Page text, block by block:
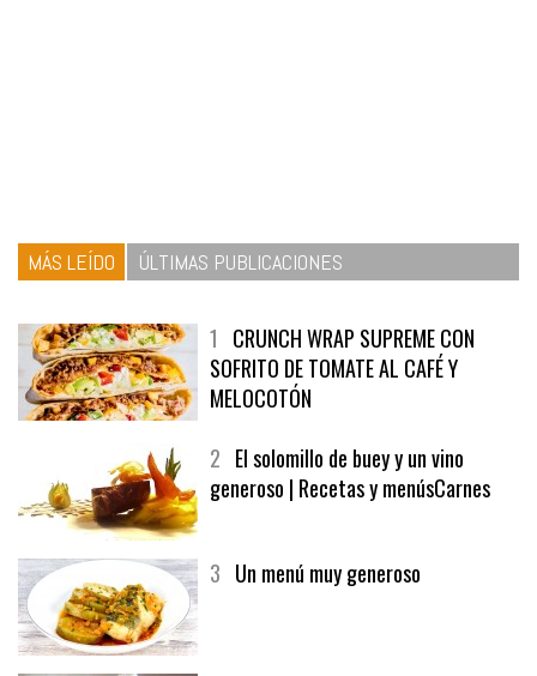
MÁS LEÍDO ÚLTIMAS PUBLICACIONES
1 CRUNCH WRAP SUPREME CON
SOFRITO DE TOMATE AL CAFÉ Y
MELOCOTÓN
2 El solomillo de buey y un vino
generoso | Recetas y menúsCarnes
3 Un menú muy generoso